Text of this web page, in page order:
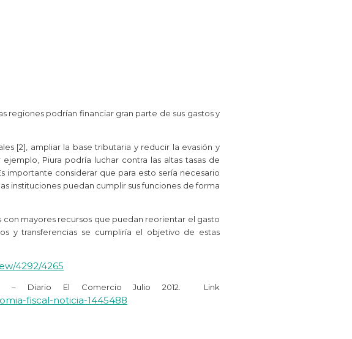
regiones podrían financiar gran parte de sus gastos y
[2], ampliar la base tributaria y reducir la evasión y
Piura podría luchar contra las altas tasas de
importante considerar que para esto sería necesario
instituciones puedan cumplir sus funciones de forma
mayores recursos que puedan reorientar el gasto
y transferencias se cumpliría el objetivo de estas
4292/4265
– Diario El Comercio Julio 2012. Link
fiscal-noticia-1445488